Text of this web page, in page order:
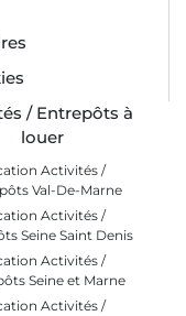
/ Entrepôts à
louer
Activités /
Val-De-Marne
Activités /
Seine Saint Denis
Activités /
Seine et Marne
Activités /